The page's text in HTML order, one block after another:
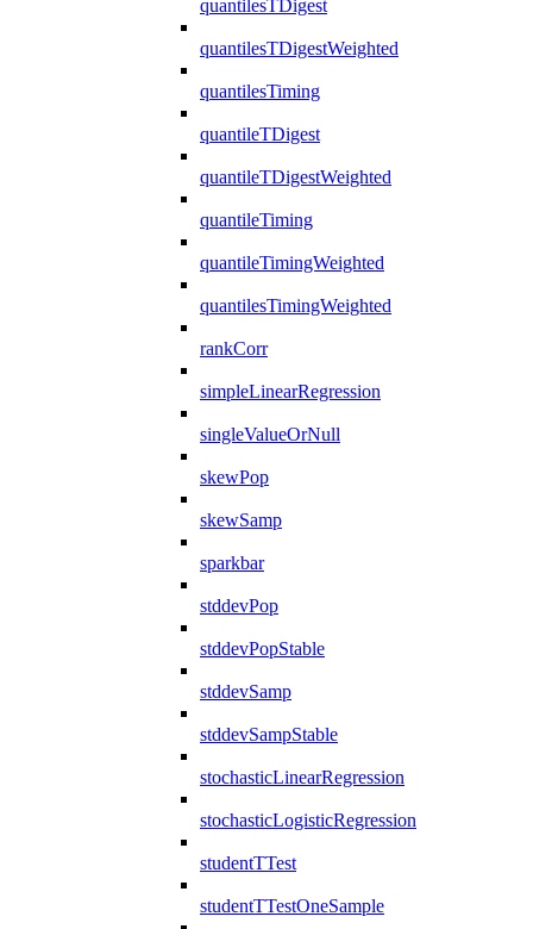
quantilesTDigest
quantilesTDigestWeighted
quantilesTiming
quantileTDigest
quantileTDigestWeighted
quantileTiming
quantileTimingWeighted
quantilesTimingWeighted
rankCorr
simpleLinearRegression
singleValueOrNull
skewPop
skewSamp
sparkbar
stddevPop
stddevPopStable
stddevSamp
stddevSampStable
stochasticLinearRegression
stochasticLogisticRegression
studentTTest
studentTTestOneSample